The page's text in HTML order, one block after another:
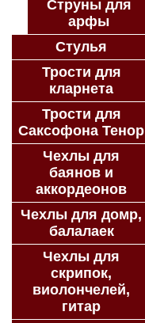
Струны для
арфы
Стулья
Трости для
кларнета
Трости для
Саксофона Тенор
Чехлы для
баянов и
аккордеонов
Чехлы для домр,
балалаек
Чехлы для
скрипок,
виолончелей,
гитар